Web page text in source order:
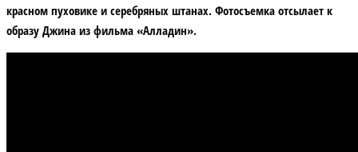
красном пуховике и серебряных штанах. Фотосъемка отсылает к
образу Джина из фильма «Алладин».